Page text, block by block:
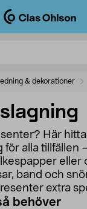
& dekorationer
Här
för alla tillfällen
eller
band och
extra
behöver